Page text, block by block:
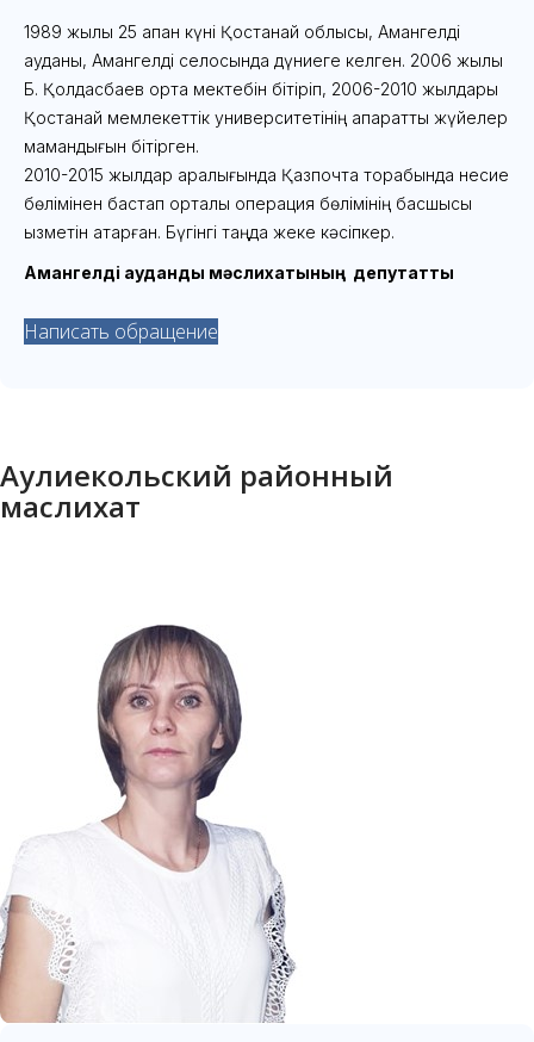
1989 жылы 25 ақпан күні Қостанай облысы, Амангелді
ауданы, Амангелді селосында дүниеге келген. 2006 жылы
Б. Қолдасбаев орта мектебін бітіріп, 2006-2010 жылдары
Қостанай мемлекеттік университетінің ақпараттық жүйелер
мамандығын бітірген.
2010-2015 жылдар аралығында Қазпочта торабында несие
бөлімінен бастап орталық операция бөлімінің басшысы
қызметін атқарған. Бүгінгі таңда жеке кәсіпкер.
Амангелді аудандық мәслихатының депутатты
Написать обращение
Аулиекольский районный
маслихат